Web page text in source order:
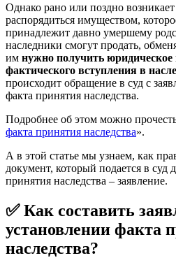
Однако рано или поздно
распорядиться имуществом,
принадлежит давно умершему
наследники смогут продать,
им нужно получить юридическое
фактического вступления в
происходит обращение в суд с
факта принятия наследства.
Подробнее об этом можно прочесть
факта принятия наследства».
А в этой статье мы узнаем, как
документ, который подается в суд
принятия наследства – заявление.
✅ Как составить
установлении факта
наследства?